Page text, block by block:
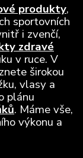
produkty,
sportovních
i zvenčí,
zdravé
v ruce. V
širokou
vlasy a
plánu
. Máme vše,
výkonu a